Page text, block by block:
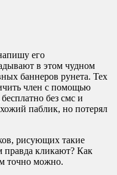
его
в этом чудном
баннеров рунета. Тех
член с помощью
без смс и
паблик, но потерял
рисующих такие
кликают? Как
точно можно.